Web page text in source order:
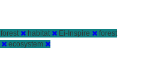
forest habitat Ei-Inspire
forest
ecosystem